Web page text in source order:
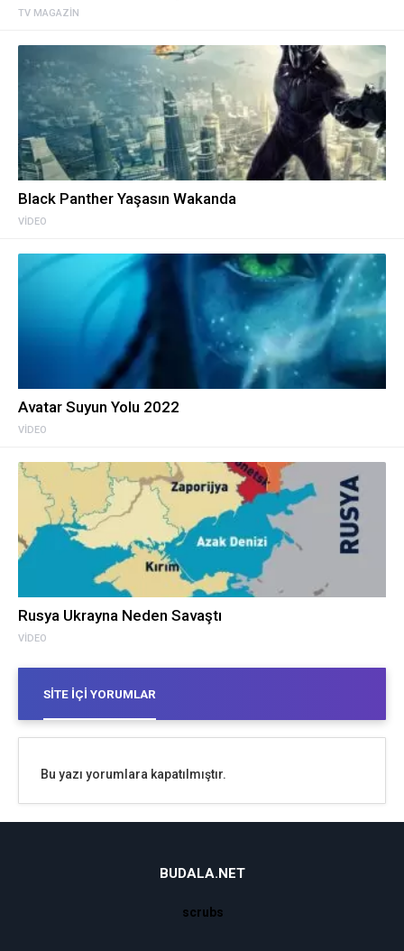
TV MAGAZIN
VIDEO
Black Panther Yaşasın Wakanda
VIDEO
Avatar Suyun Yolu 2022
VIDEO
Rusya Ukrayna Neden Savaştı
SITE İÇI YORUMLAR
Bu yazı yorumlara kapatılmıştır.
BUDALA.NET
scrubs